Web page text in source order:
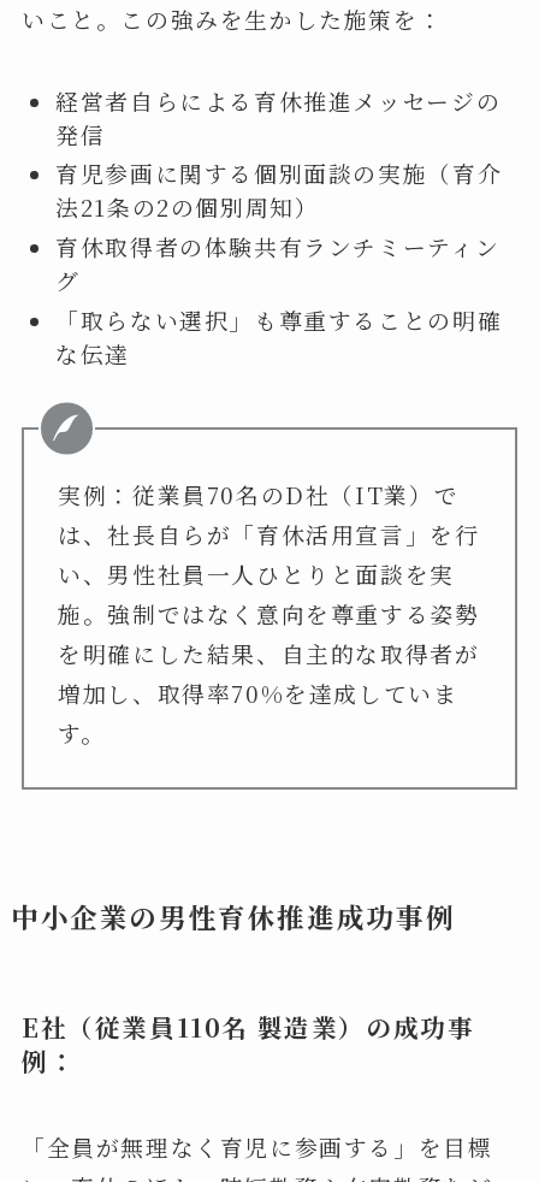
いこと。この強みを生かした施策を：
経営者自らによる育休推進メッセージの
発信
育児参画に関する個別面談の実施（育介
法21条の2の個別周知）
育休取得者の体験共有ランチミーティン
グ
「取らない選択」も尊重することの明確
な伝達
実例：従業員70名のD社（IT業）で
は、社長自らが「育休活用宣言」を行
い、男性社員一人ひとりと面談を実
施。強制ではなく意向を尊重する姿勢
を明確にした結果、自主的な取得者が
増加し、取得率70%を達成していま
す。
中小企業の男性育休推進成功事例
E社（従業員110名 製造業）の成功事
例：
「全員が無理なく育児に参画する」を目標